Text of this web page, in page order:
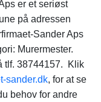
er et seriøst
på adressen
Sander Aps
Murermester.
tlf. 38744157. Klik
sander.dk, for at se
behov for andre